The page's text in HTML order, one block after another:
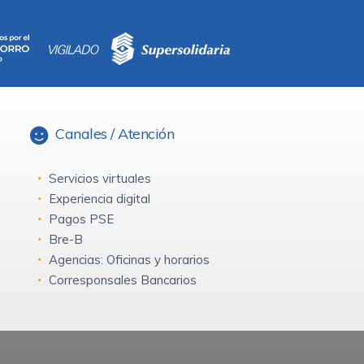
Canales / Atención
Servicios virtuales
Experiencia digital
Pagos PSE
Bre-B
Agencias: Oficinas y horarios
Corresponsales Bancarios